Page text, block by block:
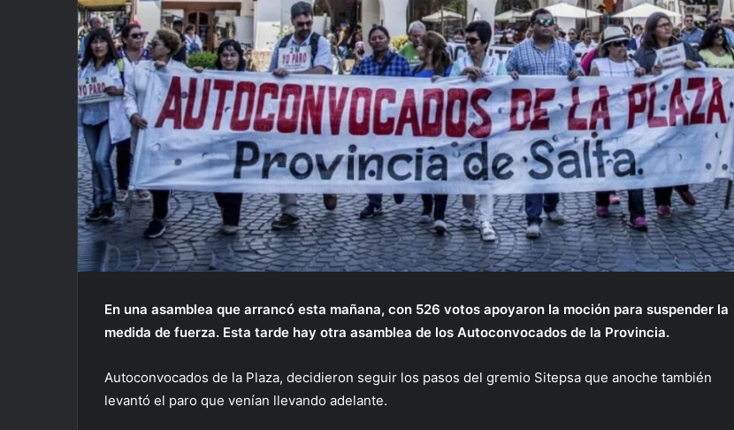
En una asamblea que arrancó esta mañana, con 526 votos apoyaron la moción para suspender la
medida de fuerza. Esta tarde hay otra asamblea de los Autoconvocados de la Provincia.
Autoconvocados de la Plaza, decidieron seguir los pasos del gremio Sitepsa que anoche también
levantó el paro que venían llevando adelante.